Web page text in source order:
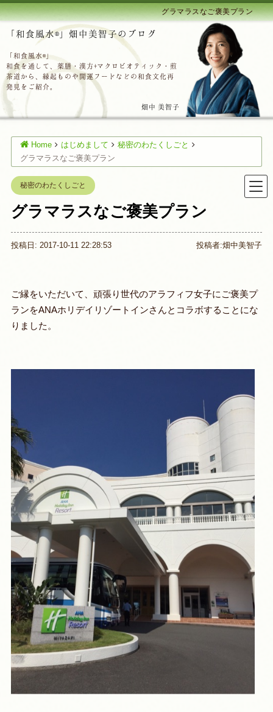
グラマラスなご褒美プラン
「和食風水®」畑中美智子のブログ
「和食風水®」
和食を通して、薬膳・漢方+マクロビオティック・煎
茶道から、縁起ものや開運フードなどの和食文化再
発見をご紹介。
畑中 美智子
Home はじめまして
秘密のわたくしごと
グラマラスなご褒美プラン
秘密のわたくしごと
グラマラスなご褒美プラン
投稿日: 2017-10-11 22:28:53 投稿者:畑中美智子
ご縁をいただいて、頑張り世代のアラフィフ女子にご褒美プ
ランをANAホリデイリゾートインさんとコラボすることにな
りました。